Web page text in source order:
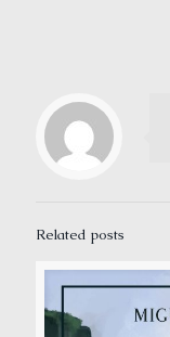
Related posts